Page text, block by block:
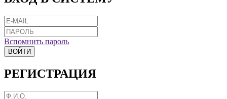
Вспомнить пароль
ВОЙТИ
РЕГИСТРАЦИЯ